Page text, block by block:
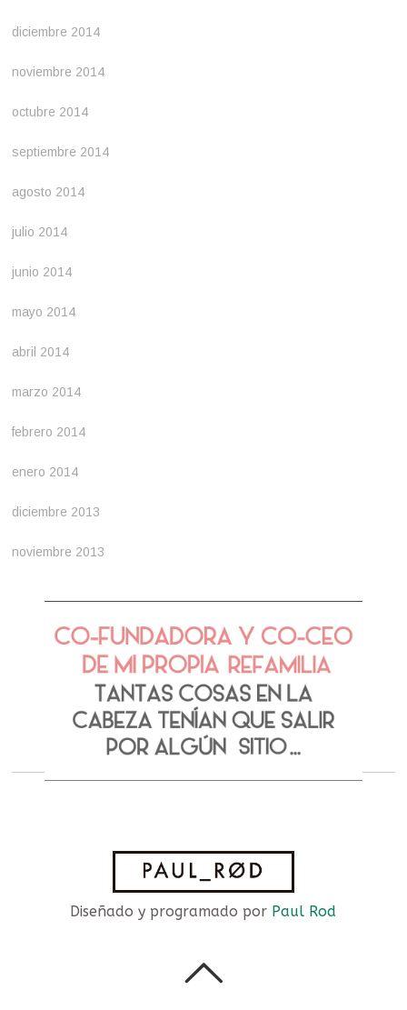
diciembre 2014
noviembre 2014
octubre 2014
septiembre 2014
agosto 2014
julio 2014
junio 2014
mayo 2014
abril 2014
marzo 2014
febrero 2014
enero 2014
diciembre 2013
noviembre 2013
Diseñado y programado por Paul Rod